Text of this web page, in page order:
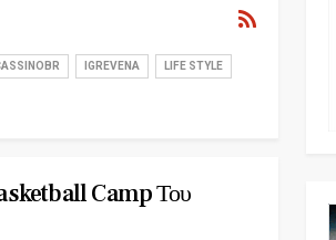
IGREVENA LIFE STYLE
Camp Του